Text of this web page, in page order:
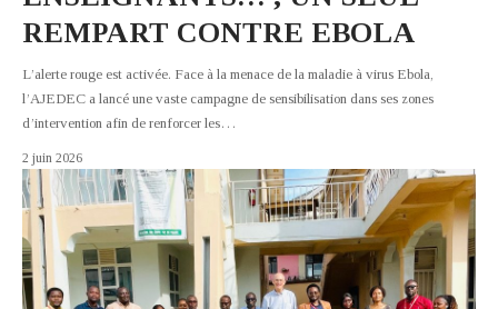
REMPART CONTRE EBOLA
L’alerte rouge est activée. Face à la menace de la maladie à virus Ebola,
l’AJEDEC a lancé une vaste campagne de sensibilisation dans ses zones
d’intervention afin de renforcer les…
2 juin 2026